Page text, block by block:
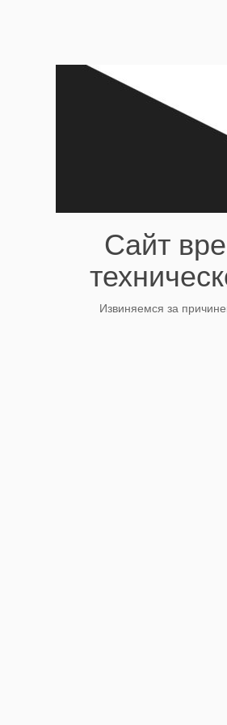
Сайт
Извиняемся за